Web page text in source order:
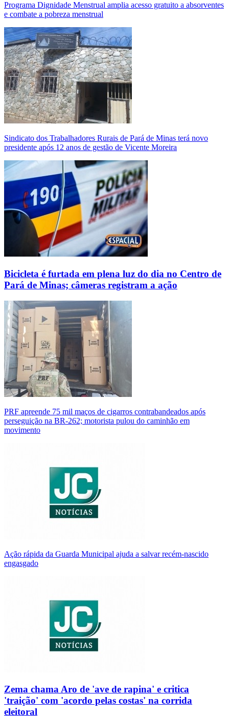
Programa Dignidade Menstrual amplia acesso gratuito a absorventes
e combate a pobreza menstrual
Sindicato dos Trabalhadores Rurais de Pará de Minas terá novo
presidente após 12 anos de gestão de Vicente Moreira
Bicicleta é furtada em plena luz do dia no Centro de
Pará de Minas; câmeras registram a ação
PRF apreende 75 mil maços de cigarros contrabandeados após
perseguição na BR-262; motorista pulou do caminhão em
movimento
Ação rápida da Guarda Municipal ajuda a salvar recém-nascido
engasgado
Zema chama Aro de 'ave de rapina' e critica
'traição' com 'acordo pelas costas' na corrida
eleitoral